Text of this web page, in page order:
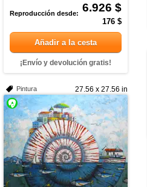
6.926 $
Reproducción desde:
176 $
Añadir a la cesta
¡Envío y devolución gratis!
27.56 x 27.56 in
Pintura